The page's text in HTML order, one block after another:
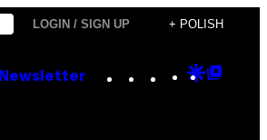
LOGIN / SIGN UP + POLISH
Newsletter Instagram
TikTok
YouTube
Google